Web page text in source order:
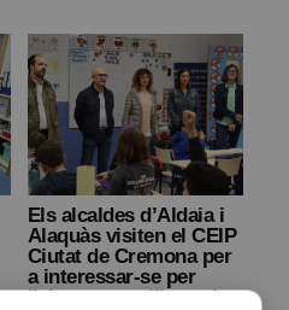
Els alcaldes d’Aldaia i
Alaquàs visiten el CEIP
Ciutat de Cremona per
a interessar-se per
l’alumnat acollit per la